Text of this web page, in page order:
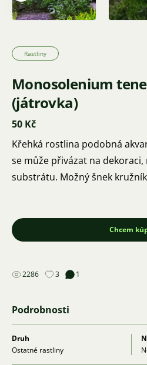
Rastliny
Monosolenium
(játrovka)
50 Kč
Křehká rostlina podobná
se může přivázat na
substrátu. Možný šnek
Chcem
2286 3 1
Podrobnosti
Druh
Ostatné rastliny